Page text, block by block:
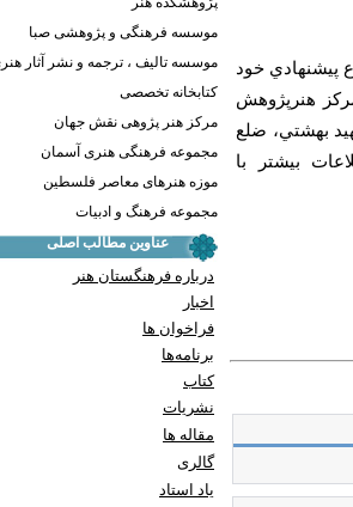
موسسه فرهنگی و پژوهشی صبا
موسسه تالیف ، ترجمه و نشر آثار
کتابخانه تخصصی
مرکز هنر پژوهی نقش جهان
مجموعه فرهنگی هنری آسمان
موزه هنرهای معاصر فلسطین
مجموعه فرهنگ و ادبیات
عناوین مطالب اصلی
درباره فرهنگستان هنر
اخبار
فراخوان ها
برنامه‌ها
کتاب
نشریات
مقاله ها
گالری
یاد استاد
پيشنهادي خود
به همراه توضيحي كوتاه، تا 30 فروردين 1397 به مركز هنرپژوهش
بهشتي، ضلع
كسب اطلاعات بيشتر با